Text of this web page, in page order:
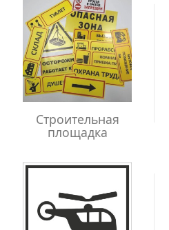
Строительная
площадка